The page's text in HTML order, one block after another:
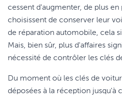
cessent d'augmenter, de plus en
choisissent de conserver leur
de réparation automobile, cela
Mais, bien sûr, plus d'affaires
nécessité de contrôler les clés
Du moment où les clés de
déposées à la réception jusqu'à